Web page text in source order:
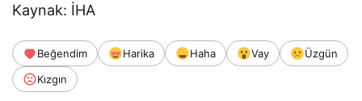
Kaynak: İHA
Beğendim Harika Haha Vay
Üzgün
Kızgın